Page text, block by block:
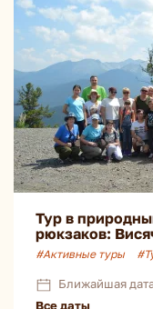
Тур в
рюкзаков:
#Активные туры
Ближайшая
Все даты